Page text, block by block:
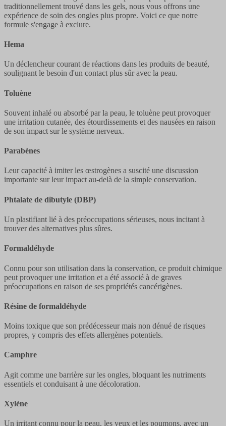
traditionnellement trouvé dans les gels, nous vous offrons une
expérience de soin des ongles plus propre. Voici ce que notre
formule s'engage à exclure.
Hema
Un déclencheur courant de réactions dans les produits de beauté,
soulignant le besoin d'un contact plus sûr avec la peau.
Toluène
Souvent inhalé ou absorbé par la peau, le toluène peut provoquer
une irritation cutanée, des étourdissements et des nausées en raison
de son impact sur le système nerveux.
Parabènes
Leur capacité à imiter les œstrogènes a suscité une discussion
importante sur leur impact au-delà de la simple conservation.
Phtalate de dibutyle (DBP)
Un plastifiant lié à des préoccupations sérieuses, nous incitant à
trouver des alternatives plus sûres.
Formaldéhyde
Connu pour son utilisation dans la conservation, ce produit chimique
peut provoquer une irritation et a été associé à de graves
préoccupations en raison de ses propriétés cancérigènes.
Résine de formaldéhyde
Moins toxique que son prédécesseur mais non dénué de risques
propres, y compris des effets allergènes potentiels.
Camphre
Agit comme une barrière sur les ongles, bloquant les nutriments
essentiels et conduisant à une décoloration.
Xylène
Un irritant connu pour la peau, les yeux et les poumons, avec un